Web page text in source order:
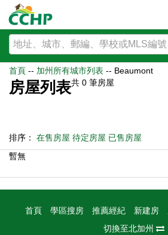
首頁 -- 加州所有城市列表 -- Beaumont
房屋列表共 0 筆房屋
排序： 在售房屋 待定房屋 已售房屋
暫無
首頁 學區搜房 推薦經紀 新建房
切換至北加州